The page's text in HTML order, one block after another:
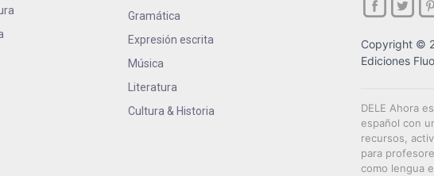
Gramática
Expresión escrita
Música
Literatura
Cultura & Historia
Copyright ©
Ediciones Fluo
DELE Ahora
español con
recursos,
para
como lengua